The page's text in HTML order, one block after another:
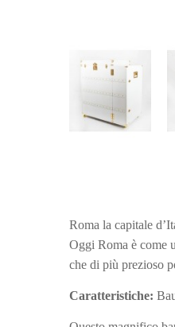
Roma la capitale
Oggi Roma è come
che di più prezioso
Caratteristiche: